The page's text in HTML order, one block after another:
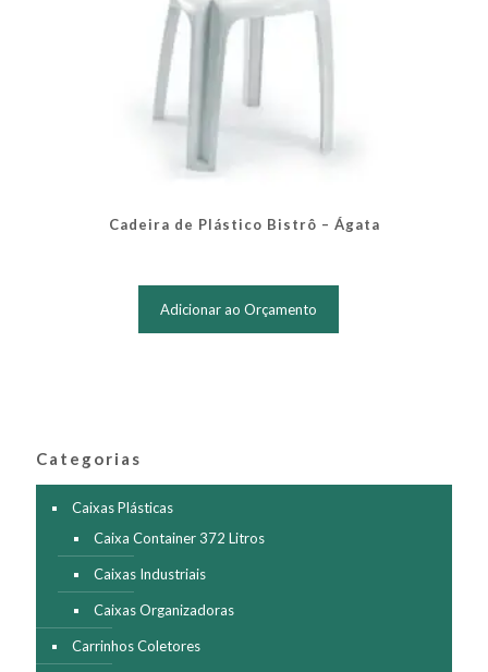
Cadeira de Plástico Bistrô – Ágata
Adicionar ao Orçamento
Categorias
Caixas Plásticas
Caixa Container 372 Litros
Caixas Industriais
Caixas Organizadoras
Carrinhos Coletores